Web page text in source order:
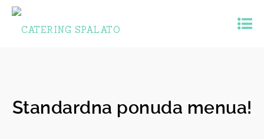
Standardna ponuda menua!